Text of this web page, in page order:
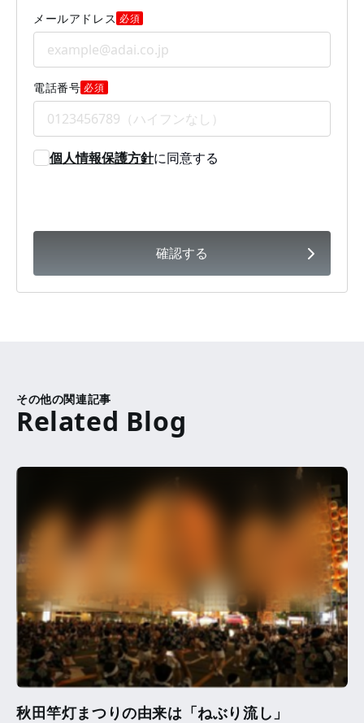
メールアドレス 必須
電話番号 必須
個人情報保護方針に同意する
確認する
その他の関連記事
秋田竿灯まつりの由来は「ねぶり流し」